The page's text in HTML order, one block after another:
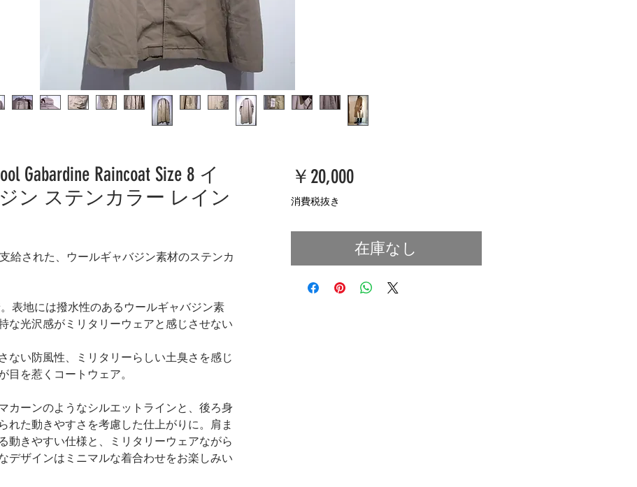
Gabardine Raincoat Size 8 イ
ン ステンカラー レイン
給された、ウールギャバジン素材のステンカ
表地には撥水性のあるウールギャバジン素
な光沢感がミリタリーウェアと感じさせない
ない防風性、ミリタリーらしい土臭さを感じ
目を惹くコートウェア。
カーンのようなシルエットラインと、後ろ身
れた動きやすさを考慮した仕上がりに。肩ま
動きやすい仕様と、ミリタリーウェアながら
デザインはミニマルな着合わせをお楽しみい
￥20,000価
消費税抜き
在庫なし